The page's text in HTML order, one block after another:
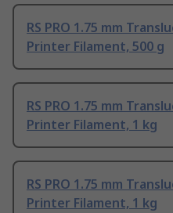
RS PRO 1.75 mm
Printer Filament, 500 g
RS PRO 1.75 mm
Printer Filament, 1 kg
RS PRO 1.75 mm
Printer Filament, 1 kg